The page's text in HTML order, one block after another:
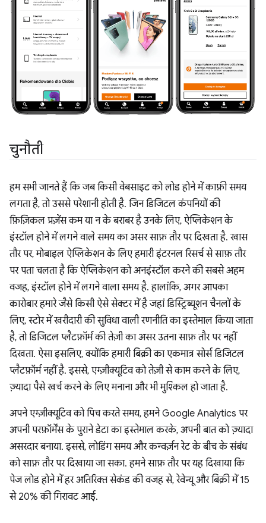
चुनौती
हम सभी जानते हैं कि जब किसी वेबसाइट को लोड होने में काफ़ी समय
लगता है, तो उससे परेशानी होती है. जिन डिजिटल कंपनियों की
फ़िज़िकल प्रज़ेंस कम या न के बराबर है उनके लिए, ऐप्लिकेशन के
इंस्टॉल होने में लगने वाले समय का असर साफ़ तौर पर दिखता है. खास
तौर पर, मोबाइल ऐप्लिकेशन के लिए हमारी इंटरनल रिसर्च से साफ़ तौर
पर पता चलता है कि ऐप्लिकेशन को अनइंस्टॉल करने की सबसे अहम
वजह, इंस्टॉल होने में लगने वाला समय है. हालांकि, अगर आपका
कारोबार हमारे जैसे किसी ऐसे सेक्टर में है जहां डिस्ट्रिब्यूशन चैनलों के
लिए, स्टोर में खरीदारी की सुविधा वाली रणनीति का इस्तेमाल किया जाता
है, तो डिजिटल प्लैटफ़ॉर्म की तेज़ी का असर उतना साफ़ तौर पर नहीं
दिखता. ऐसा इसलिए, क्योंकि हमारी बिक्री का एकमात्र सोर्स डिजिटल
प्लैटफ़ॉर्म नहीं है. इससे, एग्ज़ीक्यूटिव को तेज़ी से काम करने के लिए,
ज़्यादा पैसे खर्च करने के लिए मनाना और भी मुश्किल हो जाता है.
अपने एग्ज़ीक्यूटिव को पिच करते समय, हमने Google Analytics पर
अपनी परफ़ॉर्मेंस के पुराने डेटा का इस्तेमाल करके, अपनी बात को ज़्यादा
असरदार बनाया. इससे, लोडिंग समय और कन्वर्ज़न रेट के बीच के संबंध
को साफ़ तौर पर दिखाया जा सका. हमने साफ़ तौर पर यह दिखाया कि
पेज लोड होने में हर अतिरिक्त सेकंड की वजह से, रेवेन्यू और बिक्री में 15
से 20% की गिरावट आई.